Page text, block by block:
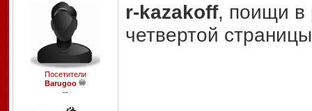
Посетители
Barugoo
--
r-kazakoff, поищи в
четвертой